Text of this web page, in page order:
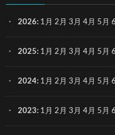
2026: 1月 2月 3月 4月 5月
2025: 1月 2月 3月 4月 5月
2024: 1月 2月 3月 4月 5月
2023: 1月 2月 3月 4月 5月